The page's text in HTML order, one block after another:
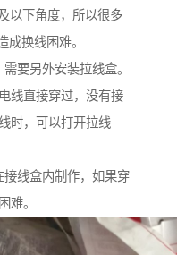
以下角度，所以很多
成换线困难。
要另外安装拉线盒。
线直接穿过，没有接
时，可以打开拉线
线盒内制作，如果穿
难。